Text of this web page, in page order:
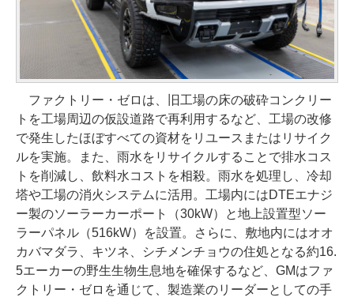
ファクトリー・ゼロは、旧工場の床の破砕コンクリー
トを工場周辺の仮設道路で再利用するなど、工場の改修
で発生したほぼすべての資材をリユースまたはリサイク
ルを実施。また、雨水をリサイクルすることで排水コス
トを削減し、飲料水コストを相殺。雨水を処理し、冷却
塔や工場の消火システムに活用。工場内にはDTEエナジ
ー製のソーラーカーポート（30kW）と地上設置型ソー
ラーパネル（516kW）を設置。さらに、敷地内にはオオ
カバマダラ、キツネ、シチメンチョウの住処となる約16.
5エーカーの野生生物生息地を確保するなど、GMはファ
クトリー・ゼロを通じて、製造業のリーダーとしての手